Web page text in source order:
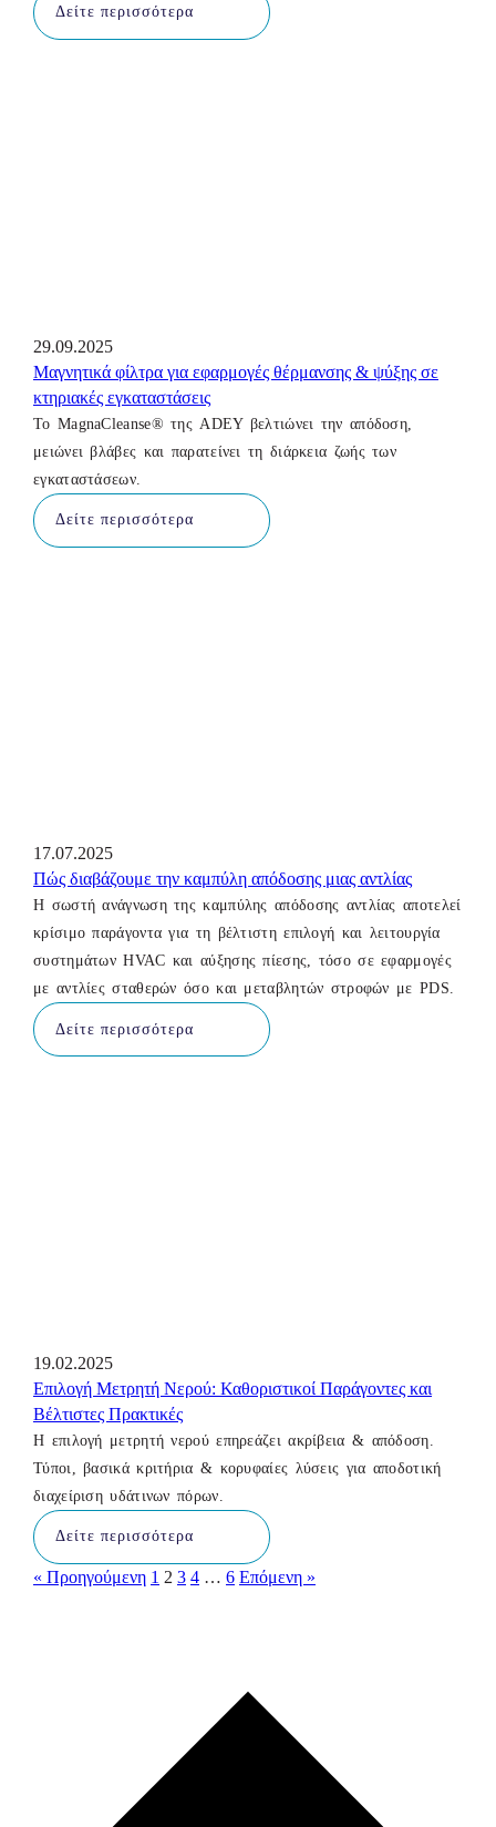
Δείτε περισσότερα
29.09.2025
Mαγνητικά φίλτρα για εφαρμογές θέρμανσης & ψύξης σε
κτηριακές εγκαταστάσεις
Το MagnaCleanse® της ADEY βελτιώνει την απόδοση,
μειώνει βλάβες και παρατείνει τη διάρκεια ζωής των
εγκαταστάσεων.
Δείτε περισσότερα
17.07.2025
Πώς διαβάζουμε την καμπύλη απόδοσης μιας αντλίας
Η σωστή ανάγνωση της καμπύλης απόδοσης αντλίας αποτελεί
κρίσιμο παράγοντα για τη βέλτιστη επιλογή και λειτουργία
συστημάτων HVAC και αύξησης πίεσης, τόσο σε εφαρμογές
με αντλίες σταθερών όσο και μεταβλητών στροφών με PDS.
Δείτε περισσότερα
19.02.2025
Επιλογή Μετρητή Νερού: Καθοριστικοί Παράγοντες και
Βέλτιστες Πρακτικές
Η επιλογή μετρητή νερού επηρεάζει ακρίβεια & απόδοση.
Τύποι, βασικά κριτήρια & κορυφαίες λύσεις για αποδοτική
διαχείριση υδάτινων πόρων.
Δείτε περισσότερα
« Προηγούμενη 1 2 3 4 … 6 Επόμενη »